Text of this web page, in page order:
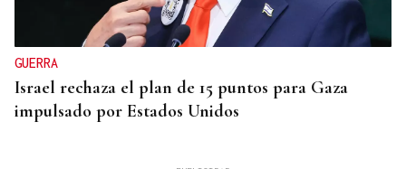
GUERRA
Israel rechaza el plan de 15 puntos para Gaza
impulsado por Estados Unidos